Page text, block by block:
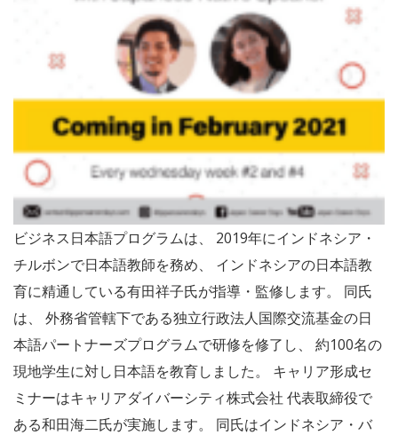
ビジネス日本語プログラムは、 2019年にインドネシア・
チルボンで日本語教師を務め、 インドネシアの日本語教
育に精通している有田祥子氏が指導・監修します。 同氏
は、 外務省管轄下である独立行政法人国際交流基金の日
本語パートナーズプログラムで研修を修了し、 約100名の
現地学生に対し日本語を教育しました。 キャリア形成セ
ミナーはキャリアダイバーシティ株式会社 代表取締役で
ある和田海二氏が実施します。 同氏はインドネシア・バ